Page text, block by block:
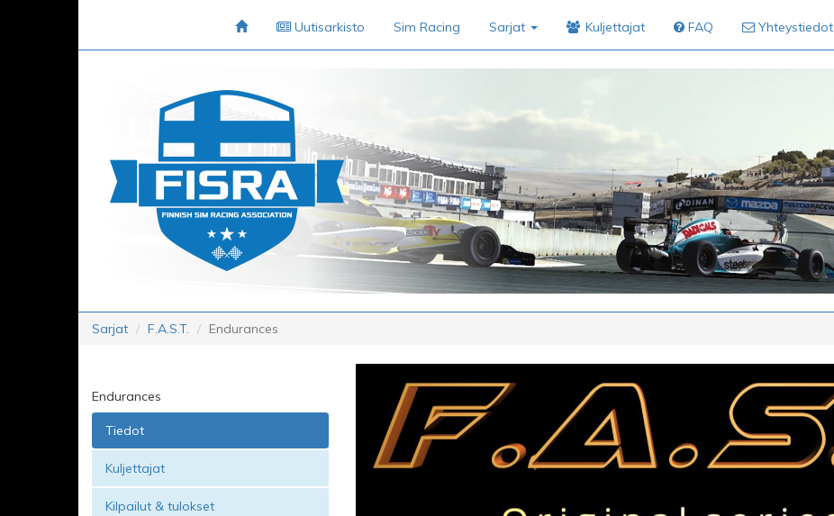
Uutisarkisto Sim Racing Sarjat Kuljettajat FAQ Yhteystiedot
Sarjat F.A.S.T. Endurances
Endurances
Tiedot
Kuljettajat
Kilpailut & tulokset